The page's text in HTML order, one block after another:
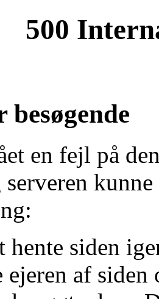
500
en fejl på
hente siden
ejeren af